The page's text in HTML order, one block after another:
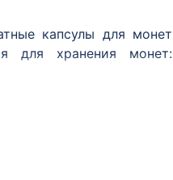
капсулы для монет
для хранения монет: